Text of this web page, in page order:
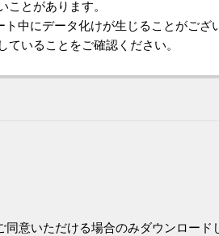
とがあります。
中にデータ化けが生じることがござ
いることをご確認ください。
意いただける場合のみダウンロード